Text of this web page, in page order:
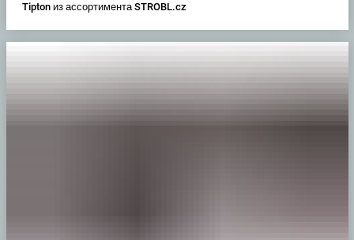
Tipton из ассортимента STROBL.cz